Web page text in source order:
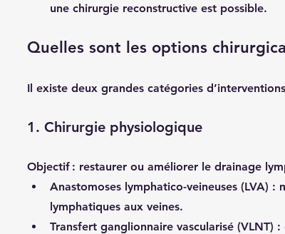
une chirurgie reconstructive est possible.
Quelles sont les options
Il existe deux grandes catégories
1. Chirurgie physiologique
Objectif : restaurer ou améliorer le drainage
Anastomoses lymphatico-veineuses (LVA) :
lymphatiques aux veines.
Transfert ganglionnaire vascularisé (VLNT) :